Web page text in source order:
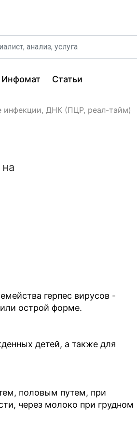
Инфомат Статьи
инфекции, ДНК (ПЦР, реал-тайм)
герпес вирусов -
острой форме.
детей, а также для
половым путем, при
через молоко при грудном